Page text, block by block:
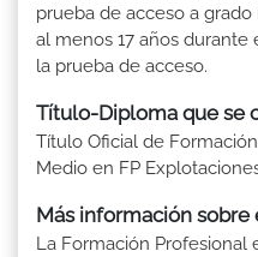
prueba de acceso a
al menos 17 años
la prueba de acceso.
Título-Diploma que se
Título Oficial de
Medio en FP
Más información sobre
La Formación Profesional